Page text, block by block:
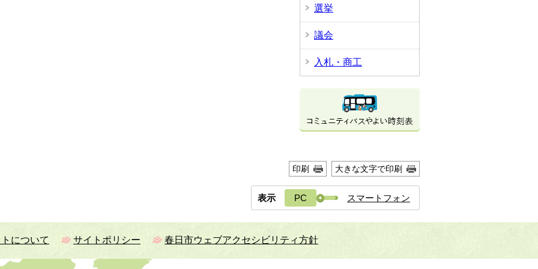
選挙
議会
入札・商工
印刷 大きな文字で印刷
表示 PC スマートフォン
について サイトポリシー 春日市ウェブアクセシビリティ方針